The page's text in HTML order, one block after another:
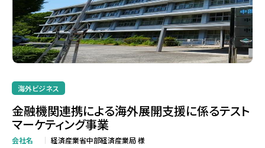
海外ビジネス
金融機関連携による海外展開支援に係るテスト
マーケティング事業
会社名
経済産業省中部経済産業局 様